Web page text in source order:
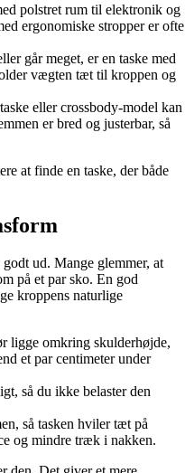
polstret rum til elektronik og
ergonomiske stropper er ofte
går meget, er en taske med
vægten tæt til kroppen og
eller crossbody-model kan
er bred og justerbar, så
at finde en taske, der både
ud. Mange glemmer, at
på et par sko. En god
kroppens naturlige
ligge omkring skulderhøjde,
et par centimeter under
så du ikke belaster den
så tasken hviler tæt på
og mindre træk i nakken.